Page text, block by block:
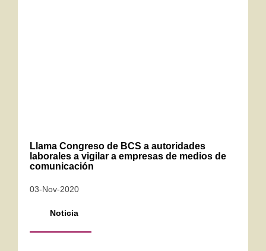
Llama Congreso de BCS a autoridades
laborales a vigilar a empresas de medios de
comunicación
03-Nov-2020
Noticia